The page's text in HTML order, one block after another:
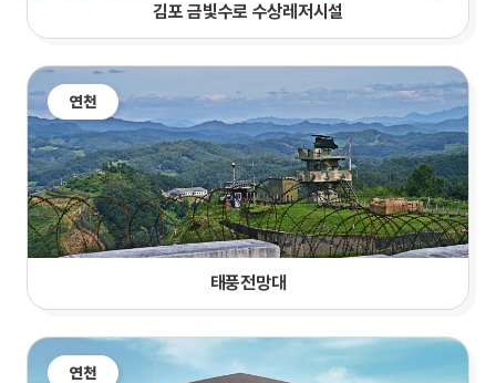
김포 금빛수로 수상레저시설
연천
태풍전망대
연천